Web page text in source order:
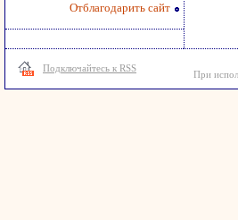
Отблагодарить сайт
Подключайтесь к RSS
При